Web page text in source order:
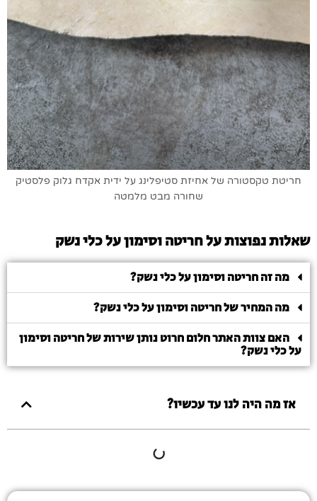
חריטת טקסטורה של אחיזת סטיפלינג על ידית אקדח גלוק פלסטיק
שחורה מבט מלמטה
שאלות נפוצות על חריטה וסימון על כלי נשק
מה זה חריטה וסימון על כלי נשק?
מה המחיר של חריטה וסימון על כלי נשק?
האם צוות האתר חלום חרוט נותן שירות של חריטה וסימון
על כלי נשק?
אז מה היה לנו עד עכשיו?